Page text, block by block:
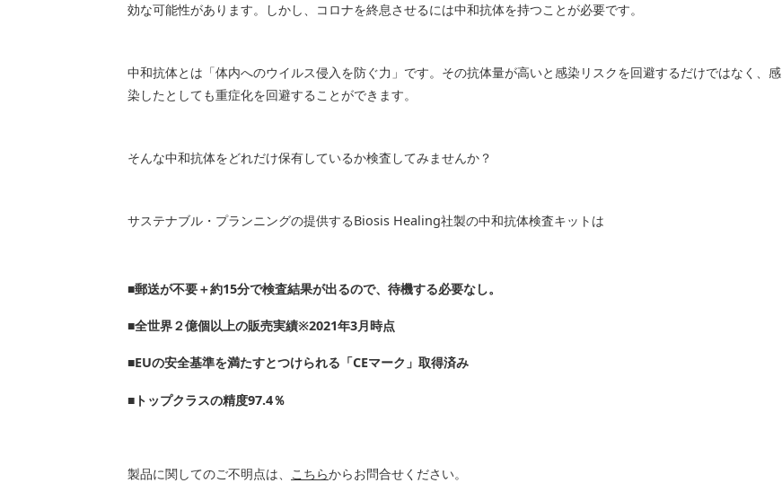
効な可能性があります。しかし、コロナを終息させるには中和抗体を持つことが必要です。
中和抗体とは「体内へのウイルス侵入を防ぐ力」です。その抗体量が高いと感染リスクを回避するだけではなく、感
染したとしても重症化を回避することができます。
そんな中和抗体をどれだけ保有しているか検査してみませんか？
サステナブル・プランニングの提供するBiosis Healing社製の中和抗体検査キットは
■郵送が不要＋約15分で検査結果が出るので、待機する必要なし。
■全世界２億個以上の販売実績※2021年3月時点
■EUの安全基準を満たすとつけられる「CEマーク」取得済み
■トップクラスの精度97.4％
製品に関してのご不明点は、 こちらからお問合せください。